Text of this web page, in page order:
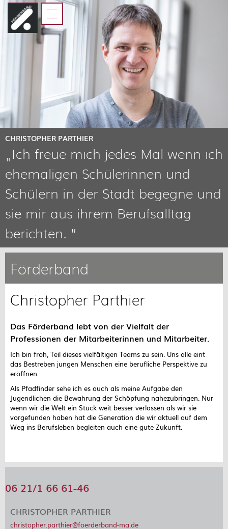
HOME
FÖRDERBAND
JUGENDLICHE
ELTERN, AUSBILDER UND
LEHRER
KOOPERATIONSPARTNER
CHRISTOPHER PARTHIER
„Ich freue mich jedes Mal wenn ich
ehemaligen Schülerinnen und
Schülern in der Stadt begegne und
sie mir aus ihrem Berufsalltag
berichten. ”
Förderband
Christopher Parthier
Das Förderband lebt von der Vielfalt der
Professionen der Mitarbeiterinnen und Mitarbeiter.
Ich bin froh, Teil dieses vielfältigen Teams zu sein. Uns alle eint
das Bestreben jungen Menschen eine berufliche Perspektive zu
eröffnen.
Als Pfadfinder sehe ich es auch als meine Aufgabe den
Jugendlichen die Bewahrung der Schöpfung nahezubringen. Nur
wenn wir die Welt ein Stück weit besser verlassen als wir sie
vorgefunden haben hat die Generation die wir aktuell auf dem
Weg ins Berufsleben begleiten auch eine gute Zukunft.
06 21/1 66 61-46
CHRISTOPHER PARTHIER
christopher.parthier@foerderband-ma.de